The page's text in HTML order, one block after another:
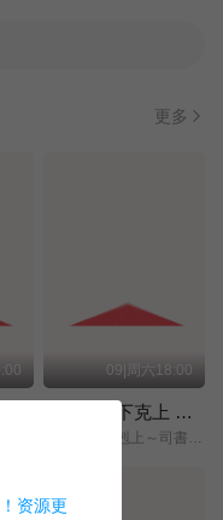
更多
09|周六18:00
小书痴的下克上 〜为了成为图书管理员而不择手段〜 领主的养女
资源更